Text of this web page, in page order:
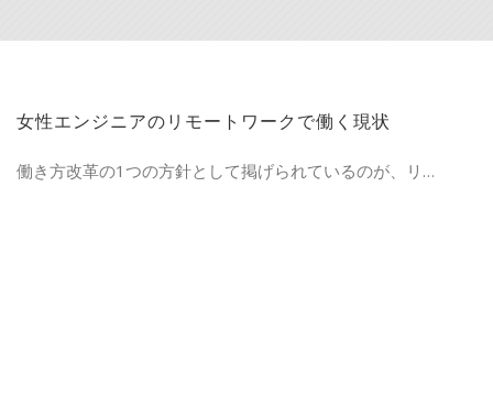
女性エンジニアのリモートワークで働く現状
働き方改革の1つの方針として掲げられているのが、リ…